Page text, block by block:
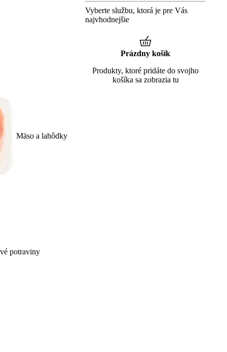
Mäso a lahôdky
potraviny
Vyberte službu, ktorá je pre Vás
najvhodnejšie
Prázdny košík
Produkty, ktoré pridáte do svojho
košíka sa zobrazia tu